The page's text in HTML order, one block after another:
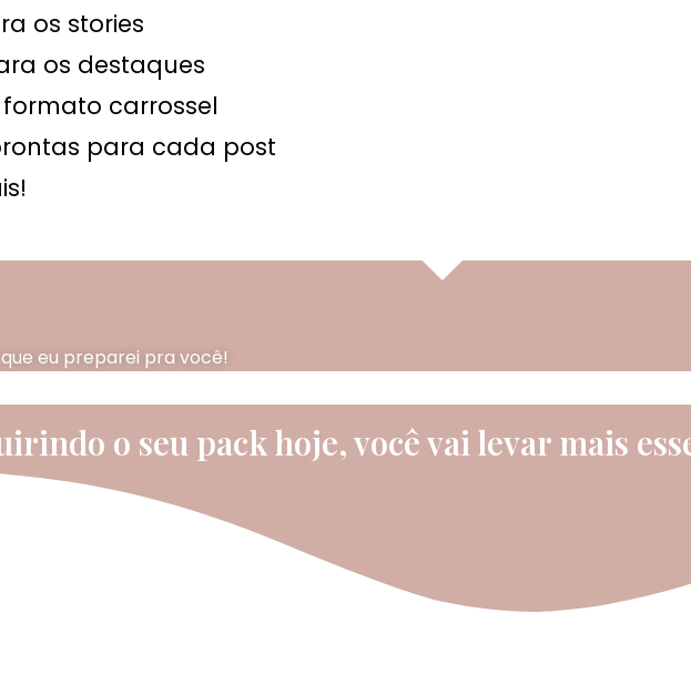
os stories
os destaques
carrossel
para cada post
eu preparei pra você!
o seu pack hoje, você vai levar mais